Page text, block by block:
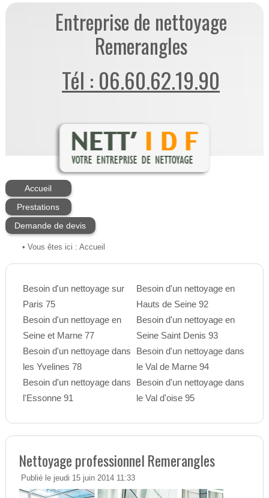
Entreprise de nettoyage
Remerangles
Tél : 06.60.62.19.90
Accueil
Prestations
Demande de devis
• Vous êtes ici : Accueil
Besoin d'un nettoyage sur
Paris 75
Besoin d'un nettoyage en
Seine et Marne 77
Besoin d'un nettoyage dans
les Yvelines 78
Besoin d'un nettoyage dans
l'Essonne 91
Besoin d'un nettoyage en
Hauts de Seine 92
Besoin d'un nettoyage en
Seine Saint Denis 93
Besoin d'un nettoyage dans
le Val de Marne 94
Besoin d'un nettoyage dans
le Val d'oise 95
Nettoyage professionnel Remerangles
Publié le jeudi 15 juin 2014 11:33